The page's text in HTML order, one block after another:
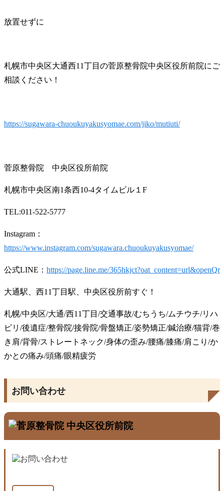
放置せずに
札幌市中央区大通西11丁目の菅原整骨院中央区役所前院にご
相談ください！
https://sugawara-chuoukuyakusyomae.com/jiko/mutiuti/
菅原整骨院 中央区役所前院
札幌市中央区南1条西10-4タイムビル１F
TEL:011-522-5777
Instagram：
https://www.instagram.com/sugawara.chuoukuyakusyomae/
公式LINE： https://page.line.me/365hkjct?oat_content=url&openQr
大通駅、西11丁目駅、中央区役所前すぐ！
札幌/中央区/大通/西11丁目/交通事故/むちうち/ムチウチ/リハ
ビリ/後遺症/整骨院/接骨院/骨盤矯正/姿勢矯正/鍼治療/猫背/巻
き肩/背骨/ストレートネック/身体の歪み/腰痛/膝痛/肩こり/か
かとの痛み/頭痛/眼精疲労
お問い合わせ